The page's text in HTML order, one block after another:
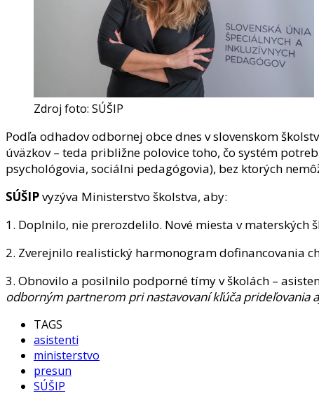
Zdroj foto: SÚŠIP
Podľa odhadov odbornej obce dnes v slovenskom
úväzkov – teda približne polovice toho, čo systém
psychológovia, sociálni pedagógovia), bez ktorých
SÚŠIPvyzýva Ministerstvo školstva, aby:
1. Doplnilo, nie prerozdelilo. Nové miesta v materských
2. Zverejnilo realistický harmonogram dofinancovania
3. Obnovilo a posilnilo podporné tímy v školách –
odborným partnerom pri nastavovaní kľúča prideľovania
TAGS
asistenti
ministerstvo
presun
SÚŠIP